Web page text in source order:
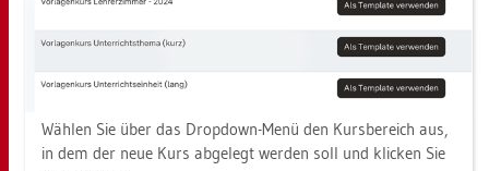
Wäh­len Sie über das Drop­down-Menü den Kurs­be­reich aus,
in dem der neue Kurs ab­ge­legt wer­den soll und kli­cken Sie